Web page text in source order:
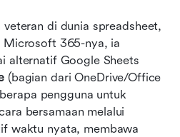
Microsoft 365-nya, ia
alternatif Google Sheets
(bagian dari OneDrive/Office
pengguna untuk
bersamaan melalui
waktu nyata, membawa